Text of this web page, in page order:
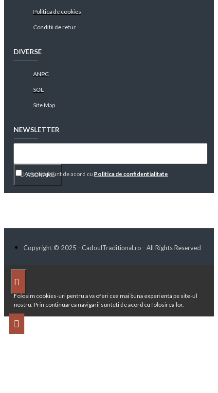
Politica de cookies
Conditii de retur
DIVERSE
ANPC
SOL
Site Map
NEWSLETTER
ABONARE
Am citit şi sunt de acord cu Politica de confidentialitate
Copyright © 2025 - CadoulTraditional.ro - All Rights Reserved
Folosim cookies-uri pentru a va oferi cea mai buna experienta pe site-ul
nostru. Prin continuarea navigarii sunteti de acord cu folosirea lor.